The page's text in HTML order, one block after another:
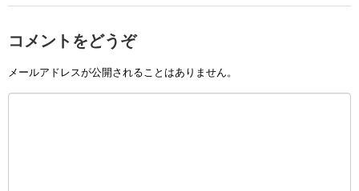
コメントをどうぞ
メールアドレスが公開されることはありません。